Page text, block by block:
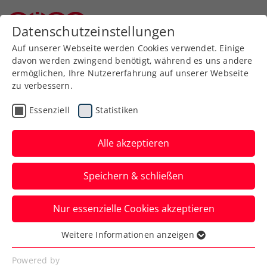
Zurück zur Newsübersicht
Verbands-Info
Update zum Relaunch der
ÖTV-Website
Die meisten der dringenden
Verbesserungen wurden bereits
vorgenommen, weitere folgen aber noch.
Verfasst von: Gerald Groicher, 27.05.2023
Datenschutzeinstellungen
Auf unserer Webseite werden Cookies verwendet. Einige
davon werden zwingend benötigt, während es uns andere
ermöglichen, Ihre Nutzererfahrung auf unserer Webseite
zu verbessern.
Essenziell Statistiken
Alle akzeptieren
Speichern & schließen
Nur essenzielle Cookies akzeptieren
Essenziell
Essenzielle Cookies werden für grundlegende
Weitere Informationen anzeigen
Powered by